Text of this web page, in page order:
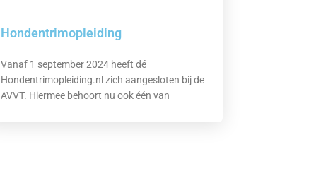
Hondentrimopleiding
Vanaf 1 september 2024 heeft dé
Hondentrimopleiding.nl zich aangesloten bij de
AVVT. Hiermee behoort nu ook één van